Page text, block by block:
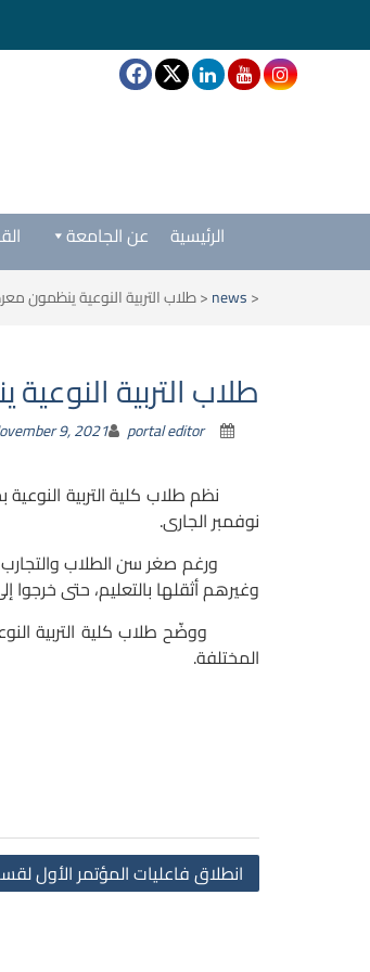
عن الجامعة الرئيسية
<
news
<طلاب التربية النوعية ينظمون
طلاب التربية
9, 2021 portal editor
نوفمبر الجارى.
ورغم صغر سن الطلاب والتجارب
وغيرهم أثقلها بالتعليم، حتى خرجوا
ووضّح طلاب كلية التربية
المختلفة.
انطلاق فاعليات المؤتمر الأول